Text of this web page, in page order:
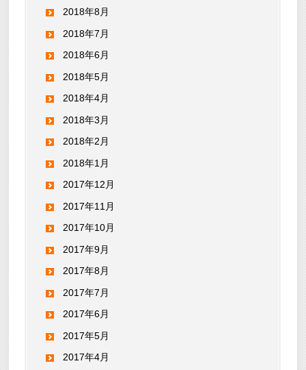
2018年8月
2018年7月
2018年6月
2018年5月
2018年4月
2018年3月
2018年2月
2018年1月
2017年12月
2017年11月
2017年10月
2017年9月
2017年8月
2017年7月
2017年6月
2017年5月
2017年4月